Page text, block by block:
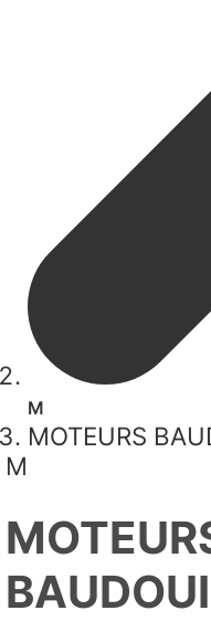
M
MOTEURS
M